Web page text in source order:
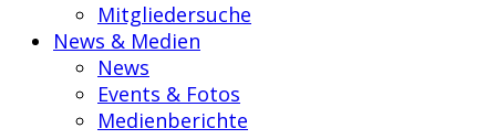
Mitgliedersuche
News & Medien
News
Events & Fotos
Medienberichte